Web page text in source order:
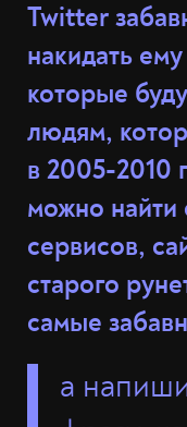
Twitter
накидать
которые
людям,
в 2005-2010
можно найти
сервисов,
старого
самые
а